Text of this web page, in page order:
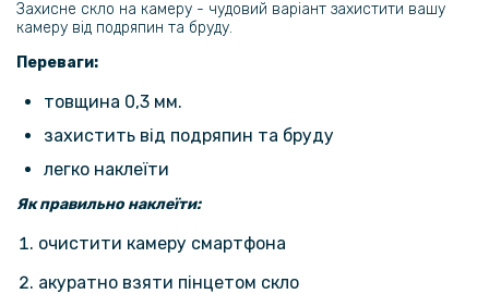
Гідрогелева плівка iNobi Matte для Xiaomi Poco X7​ на задню панель,
Матова
299 грн
панель, Матова
Захисне скло на камеру - чудовий варіант захистити вашу
камеру від подряпин та бруду.
Переваги:
товщина 0,3 мм.
захистить від подряпин та бруду
легко наклеїти
Як правильно наклеїти:
очистити камеру смартфона
акуратно взяти пінцетом скло